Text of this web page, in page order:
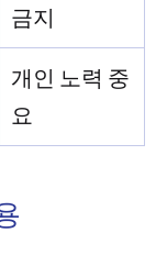
금지
개인 노력 중
요